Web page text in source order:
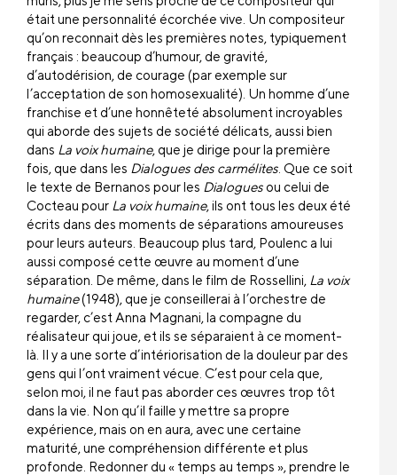
était une personnalité écorchée vive. Un compositeur
qu’on reconnait dès les premières notes, typiquement
français : beaucoup d’humour, de gravité,
d’autodérision, de courage (par exemple sur
l’acceptation de son homosexualité). Un homme d’une
franchise et d’une honnêteté absolument incroyables
qui aborde des sujets de société délicats, aussi bien
dans La voix humaine, que je dirige pour la première
fois, que dans les Dialogues des carmélites . Que ce soit
le texte de Bernanos pour les Dialogues ou celui de
Cocteau pour La voix humaine, ils ont tous les deux été
écrits dans des moments de séparations amoureuses
pour leurs auteurs. Beaucoup plus tard, Poulenc a lui
aussi composé cette œuvre au moment d’une
séparation. De même, dans le film de Rossellini, La voix
humaine(1948), que je conseillerai à l’orchestre de
regarder, c’est Anna Magnani, la compagne du
réalisateur qui joue, et ils se séparaient à ce moment-
là. Il y a une sorte d’intériorisation de la douleur par des
gens qui l’ont vraiment vécue. C’est pour cela que,
selon moi, il ne faut pas aborder ces œuvres trop tôt
dans la vie. Non qu’il faille y mettre sa propre
expérience, mais on en aura, avec une certaine
maturité, une compréhension différente et plus
profonde. Redonner du « temps au temps », prendre le